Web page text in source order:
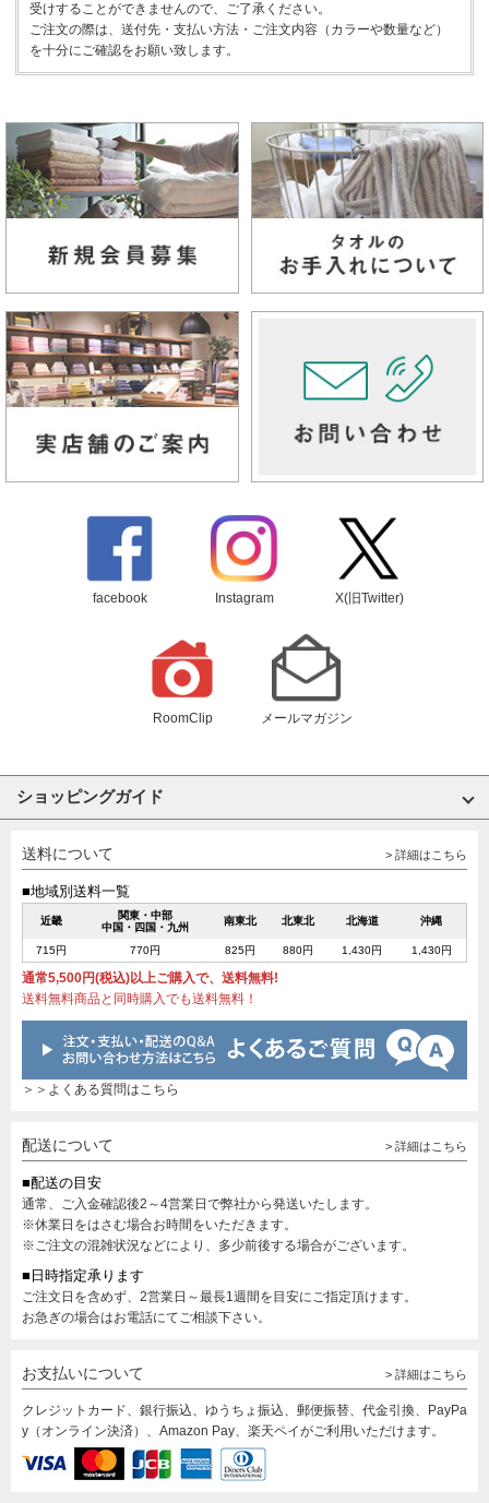
受けすることができませんので、ご了承ください。
ご注文の際は、送付先・支払い方法・ご注文内容（カラーや数量など）
を十分にご確認をお願い致します。
facebook Instagram X(旧Twitter)
RoomClip メールマガジン
ショッピングガイド
送料について > 詳細はこちら
■地域別送料一覧
近畿
関東・中部
中国・四国・九州
南東北 北東北 北海道 沖縄
715円 770円 825円 880円 1,430円 1,430円
通常5,500円(税込)以上ご購入で、送料無料!
送料無料商品と同時購入でも送料無料！
＞＞よくある質問はこちら
配送について > 詳細はこちら
■配送の目安
通常、ご入金確認後2～4営業日で弊社から発送いたします。
※休業日をはさむ場合お時間をいただきます。
※ご注文の混雑状況などにより、多少前後する場合がございます。
■日時指定承ります
ご注文日を含めず、2営業日～最長1週間を目安にご指定頂けます。
お急ぎの場合はお電話にてご相談下さい。
お支払いについて > 詳細はこちら
クレジットカード、銀行振込、ゆうちょ振込、郵便振替、代金引換、PayPa
y（オンライン決済）、Amazon Pay、楽天ペイがご利用いただけます。